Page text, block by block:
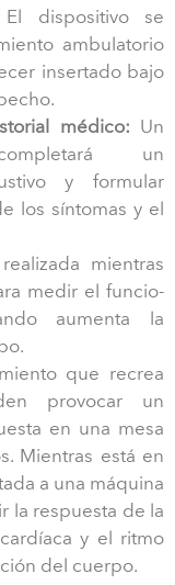
dispositivo se
ambulatorio
insertado bajo
médico: Un
un
y formular
los síntomas y el
mientras
medir el funcio-
aumenta la
que recrea
provocar un
en una mesa
Mientras está en
a una máquina
la respuesta de la
y el ritmo
del cuerpo.